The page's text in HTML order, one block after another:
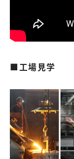
■工場見学